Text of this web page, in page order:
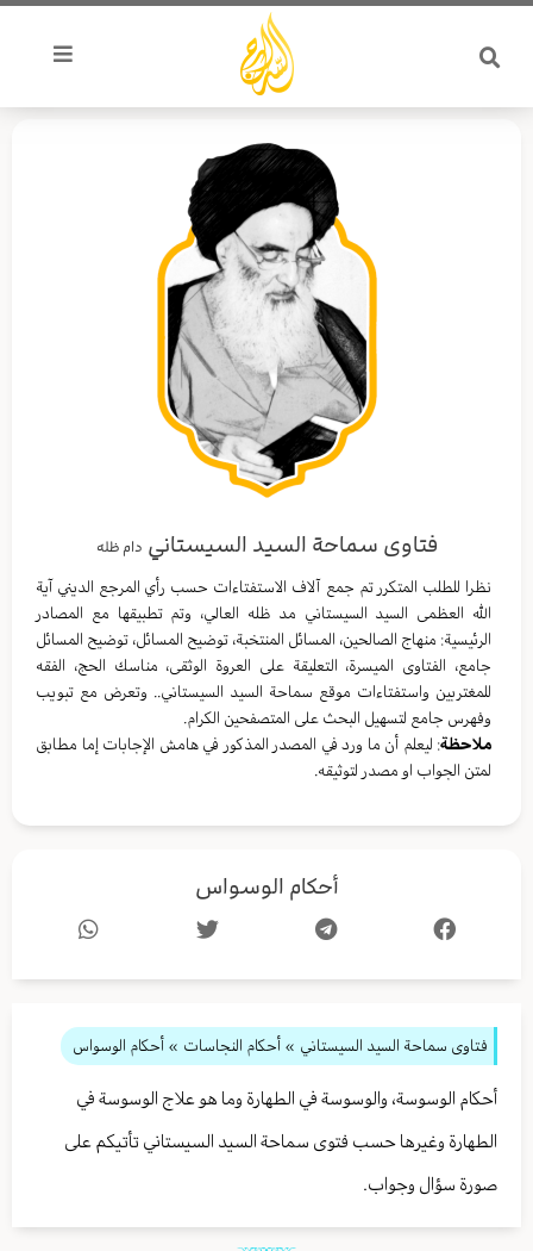
تخطي
المحتوى
فتاوى سماحة السيد السيستاني دام ظله
نظرا للطلب المتكرر تم جمع آلاف الاستفتاءات حسب رأي المرجع الديني آية
الله العظمى السيد السيستاني مد ظله العالي، وتم تطبيقها مع المصادر
الرئيسية: منهاج الصالحين، المسائل المنتخبة، توضيح المسائل، توضيح المسائل
جامع، الفتاوى الميسرة، التعليقة على العروة الوثقى، مناسك الحج، الفقه
للمغتربين واستفتاءات موقع سماحة السيد السيستاني.. وتعرض مع تبويب
وفهرس جامع لتسهيل البحث على المتصفحين الكرام.
ملاحظة: ليعلم أن ما ورد في المصدر المذكور في هامش الإجابات إما مطابق
لمتن الجواب او مصدر لتوثيقه.
أحكام الوسواس
فتاوى سماحة السيد السيستاني » أحكام النجاسات » أحكام الوسواس
أحكام الوسوسة، والوسوسة في الطهارة وما هو علاج الوسوسة في
الطهارة وغيرها حسب فتوى سماحة السيد السيستاني تأتيكم على
صورة سؤال وجواب.